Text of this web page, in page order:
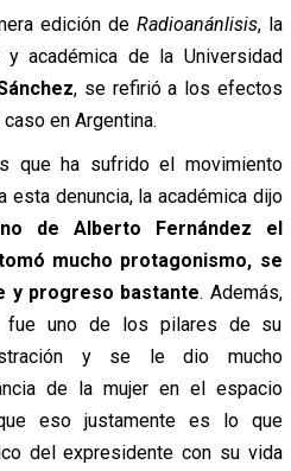
edición deRadioanánlisis, la
académica de la Universidad
, se refirió a los efectos
en Argentina.
que ha sufrido el movimiento
esta denuncia, la académica dijo
de Alberto Fernández el
mucho protagonismo, se
y progreso bastante. Además,
fue uno de los pilares de su
y se le dio mucho
de la mujer en el espacio
eso justamente es lo que
del expresidente con su vida